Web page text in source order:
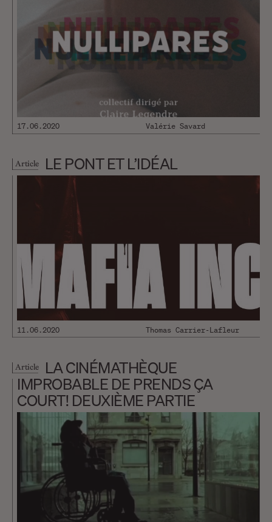
17.06.2020 Valérie Savard
Article LE PONT ET L’IDÉAL
11.06.2020 Thomas Carrier-Lafleur
Article
LA CINÉMATHÈQUE
IMPROBABLE DE PRENDS ÇA
COURT! DEUXIÈME PARTIE